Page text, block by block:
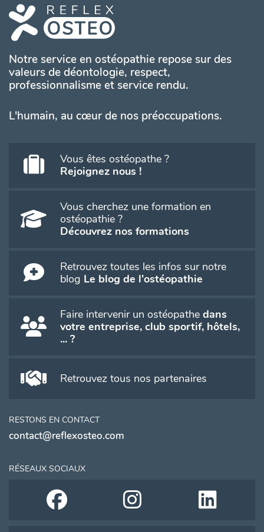
Notre service en ostéopathie repose sur des
valeurs de déontologie, respect,
professionnalisme et service rendu.
L'humain, au cœur de nos préoccupations.
Vous êtes ostéopathe ?
Rejoignez nous !
Vous cherchez une formation en
ostéopathie ?
Découvrez nos formations
Retrouvez toutes les infos sur notre
blog Le blog de l'ostéopathie
Faire intervenir un ostéopathe dans
votre entreprise, club sportif, hôtels,
... ?
Retrouvez tous nos partenaires
RESTONS EN CONTACT
contact@reflexosteo.com
RÉSEAUX SOCIAUX